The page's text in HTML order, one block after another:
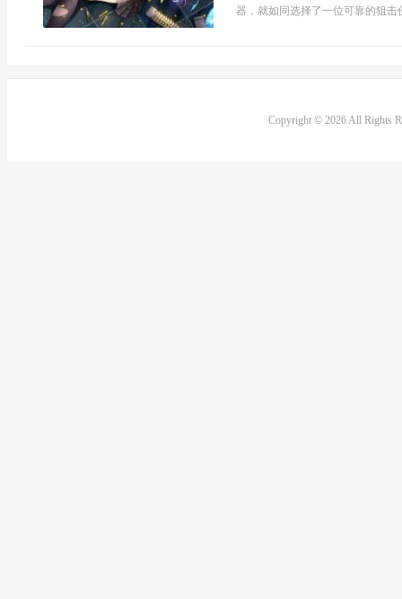
器，就如同选择了一位可靠的狙击
Copyright © 2026 All Rights